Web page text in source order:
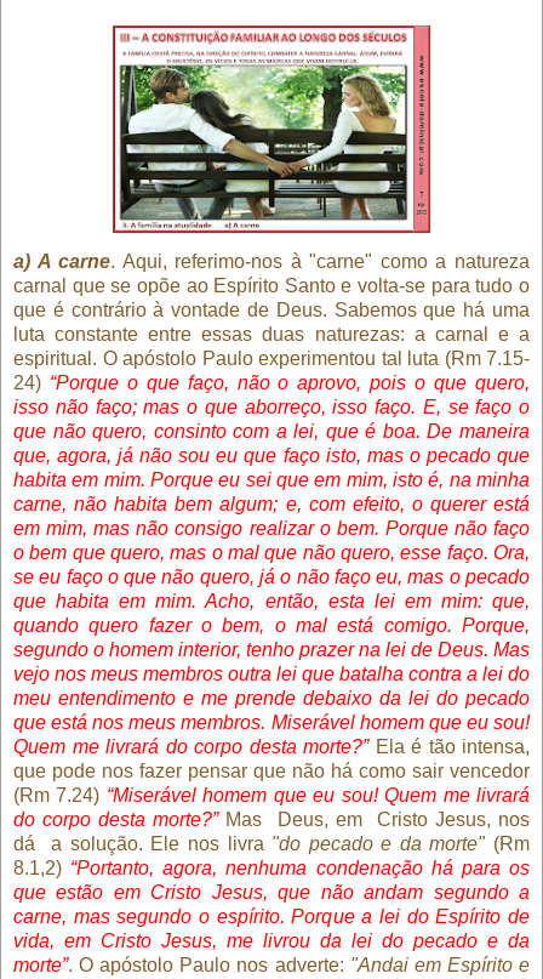
a) A carne. Aqui, referimo-nos à "carne" como a natureza
carnal que se opõe ao Espírito Santo e volta-se para tudo o
que é contrário à vontade de Deus. Sabemos que há uma
luta constante entre essas duas naturezas: a carnal e a
espiritual. O apóstolo Paulo experimentou tal luta (Rm 7.15-
24) “Porque o que faço, não o aprovo, pois o que quero,
isso não faço; mas o que aborreço, isso faço. E, se faço o
que não quero, consinto com a lei, que é boa. De maneira
que, agora, já não sou eu que faço isto, mas o pecado que
habita em mim. Porque eu sei que em mim, isto é, na minha
carne, não habita bem algum; e, com efeito, o querer está
em mim, mas não consigo realizar o bem. Porque não faço
o bem que quero, mas o mal que não quero, esse faço. Ora,
se eu faço o que não quero, já o não faço eu, mas o pecado
que habita em mim. Acho, então, esta lei em mim: que,
quando quero fazer o bem, o mal está comigo. Porque,
segundo o homem interior, tenho prazer na lei de Deus. Mas
vejo nos meus membros outra lei que batalha contra a lei do
meu entendimento e me prende debaixo da lei do pecado
que está nos meus membros. Miserável homem que eu sou!
Quem me livrará do corpo desta morte?” Ela é tão intensa,
que pode nos fazer pensar que não há como sair vencedor
(Rm 7.24) “Miserável homem que eu sou! Quem me livrará
do corpo desta morte?”Mas Deus, em
Cristo Jesus, nos
dá
a solução. Ele nos livra "do pecado e da morte"(Rm
8.1,2) “Portanto, agora, nenhuma condenação há para os
que estão em Cristo Jesus, que não andam segundo a
carne, mas segundo o espírito. Porque a lei do Espírito de
vida, em Cristo Jesus, me livrou da lei do pecado e da
morte”. O apóstolo Paulo nos adverte: "Andai em Espírito e